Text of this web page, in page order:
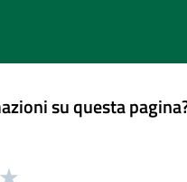
su questa